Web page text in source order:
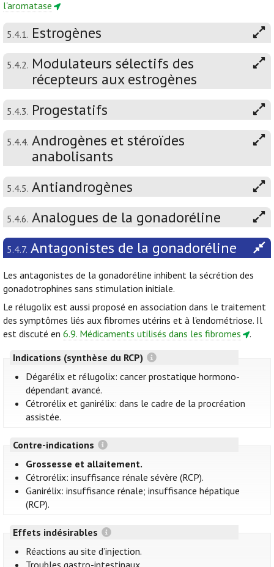
l'aromatase
5.4.1. Estrogènes
5.4.2. Modulateurs sélectifs des
récepteurs aux estrogènes
5.4.3. Progestatifs
5.4.4. Androgènes et stéroïdes
anabolisants
5.4.5. Antiandrogènes
5.4.6. Analogues de la gonadoréline
5.4.7. Antagonistes de la gonadoréline
Les antagonistes de la gonadoréline inhibent la sécrétion des
gonadotrophines sans stimulation initiale.
Le rélugolix est aussi proposé en association dans le traitement
des symptômes liés aux fibromes utérins et à l’endométriose. Il
est discuté en 6.9. Médicaments utilisés dans les fibromes
.
Indications (synthèse du RCP)
Dégarélix et rélugolix: cancer prostatique hormono-
dépendant avancé.
Cétrorélix et ganirélix: dans le cadre de la procréation
assistée.
Contre-indications
Grossesse et allaitement.
Cétrorélix: insuffisance rénale sévère (RCP).
Ganirélix: insuffisance rénale; insuffisance hépatique
(RCP).
Effets indésirables
Réactions au site d’injection.
Troubles gastro-intestinaux.